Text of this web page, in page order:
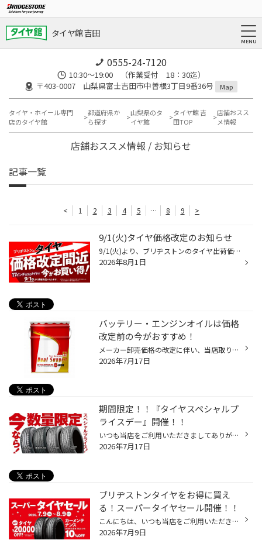
タイヤ館 吉田
0555-24-7120
10:30～19:00 （作業受付 18：30迄）
〒403-0007 山梨県富士吉田市中曽根3丁目9番36号
Map
タイヤ・ホイール専門
店のタイヤ館
都道府県か
ら探す
山梨県のタ
イヤ館
タイヤ館 吉
田TOP
店舗おスス
メ情報
店舗おススメ情報 / お知らせ
記事一覧
< 1 2 3 4 5 … 8 9 >
9/1(火)タイヤ価格改定のお知らせ
9/1(火)より、ブリヂストンのタイヤ出荷価格の改定に伴い、17インチ以下の 国内市販用タイヤ(夏/冬)の価格改定を実施させていただきます。 ※価格改定前の価格での対応については、8/31(月)までの作業実施が対象となっております。 ※商品によって改定率等が異なります。価格改定についてはこちらをご...
2026年8月1日
バッテリー・エンジンオイルは価格
改定前の今がおすすめ！
メーカー卸売価格の改定に伴い、当店取り扱いの一部のバッテリー・エンジンオイルの価格改定を 8/1より随時実施させていただきます。 現状の価格改定前の価格での対応については、各製品の値上がり前日までの作業実施が対象となっております。 夏休みでお出かけ予定の方やそろそろ交換時期を迎えて...
2026年7月17日
期間限定！！『タイヤスペシャルプ
ライスデー』開催！！
いつも当店をご利用いただきましてありがとうございます。 7/17(金)～7/26(日)まで、コクピット・タイヤ館におきまして、 期間限定！ サイズ限定！！ 数量限定！！！ お得にお買い求めいただける、「タイヤスペシャルプライスデー」がスタートします！ お得なタイヤのご紹介！！ NEWNO 155/65R14 タ...
2026年7月17日
ブリヂストンタイヤをお得に買え
る！スーパータイヤセール開催！！
こんにちは、いつも当店をご利用いただきましてありがとうございます。 コクピット・タイヤ館では、ブリヂストンタイヤをお得に買える！ スーパータイヤセールを7月9日(木)から8月9日(日)まで開催いたします！ ブリヂストンのタイヤを4本ご購入で最大20,000円引き！ タイヤをお得にご購入頂けるチャ...
2026年7月9日